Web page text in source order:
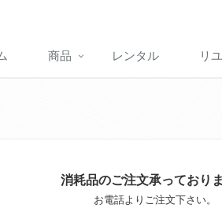
商品 レンタル リ
消耗品のご注文承っておりま
お電話よりご注文下さい。